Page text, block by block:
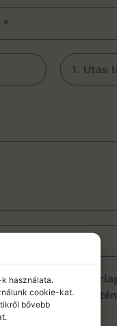
használata.
cookie-kat.
bővebb
nem az
általam